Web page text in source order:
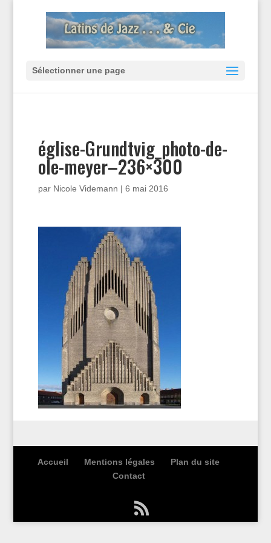
Sélectionner une page
église-Grundtvig_photo-de-
ole-meyer–236×300
par Nicole Videmann | 6 mai 2016
Accueil Mentions légales
Plan du site
Contact